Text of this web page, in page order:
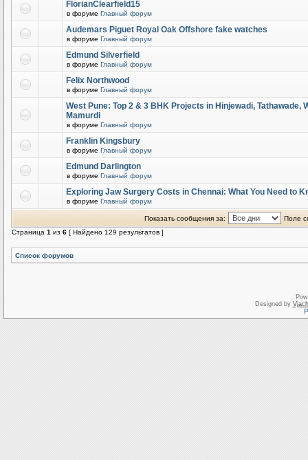
FlorianClearfield15
в форуме Главный форум
Audemars Piguet Royal Oak Offshore fake watches
в форуме Главный форум
Edmund Silverfield
в форуме Главный форум
Felix Northwood
в форуме Главный форум
West Pune: Top 2 & 3 BHK Projects in Hinjewadi, Tathawade,
Mamurdi
в форуме Главный форум
Franklin Kingsbury
в форуме Главный форум
Edmund Darlington
в форуме Главный форум
Exploring Jaw Surgery Costs in Chennai: What You Need to
в форуме Главный форум
Показать сообщения за:
Поле
Страница 1 из 6 [ Найдено 129 результатов ]
Список форумов
Designed by